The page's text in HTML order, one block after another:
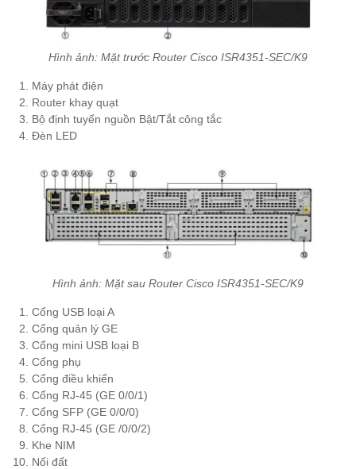
Hình ảnh: Mặt trước Router Cisco ISR4351-SEC/K9
Máy phát điện
Router khay quạt
Bộ định tuyến nguồn Bật/Tắt công tắc
Đèn LED
Hình ảnh: Mặt sau Router Cisco ISR4351-SEC/K9
Cổng USB loại A
Cổng quản lý GE
Cổng mini USB loại B
Cổng phụ
Cổng điều khiển
Cổng RJ-45 (GE 0/0/1)
Cổng SFP (GE 0/0/0)
Cổng RJ-45 (GE /0/0/2)
Khe NIM
Nối đất